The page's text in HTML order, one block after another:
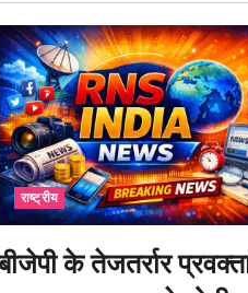
राष्ट्रीय
के तेजतर्रार